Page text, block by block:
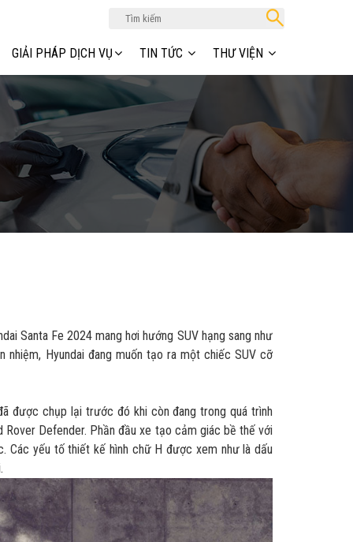
GIẢI PHÁP DỊCH VỤ TIN TỨC THƯ VIỆN
Santa Fe 2024 mang hơi hướng SUV hạng sang như
Hyundai đang muốn tạo ra một chiếc SUV cỡ
được chụp lại trước đó khi còn đang trong quá trình
Rover Defender. Phần đầu xe tạo cảm giác bề thế với
Các yếu tố thiết kế hình chữ H được xem như là dấu